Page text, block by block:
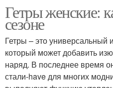
Гетры женские:
сезоне
Гетры – это универсальный
который может добавить
наряд. В последнее время
стали-have для многих